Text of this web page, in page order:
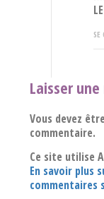
SE
Laisser
Vous devez
commentaire.
Ce site utilise
En savoir plus
commentaires